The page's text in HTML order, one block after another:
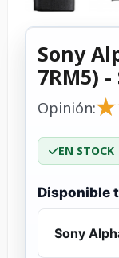
Sony
7RM5)
Opinión:★
★
EN STOCK
Disponible
Sony